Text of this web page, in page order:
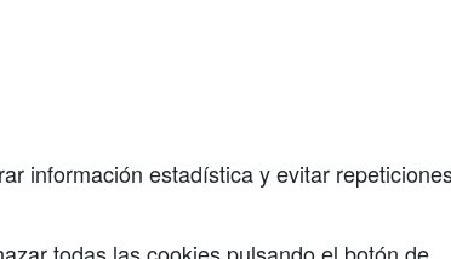
información estadística y evitar